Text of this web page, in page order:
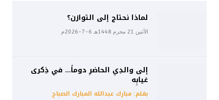
لماذا نحتاج إلى التوازن؟
الأثنين 21 محرم 1448هـ 6-7-2026م
إلى والدِي الحاضرِ دوماً… في ذِكرى
غيابِه
بقلم: مبارك عبدالله المبارك الصباح